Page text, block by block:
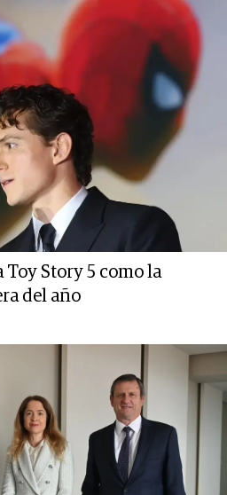
Toy Story 5 como la
del año